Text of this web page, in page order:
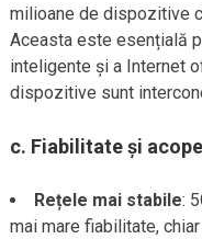
milioane de dispozitive
Aceasta este esențială
inteligente și a Internet
dispozitive sunt
c. Fiabilitate și
Rețele mai stabile:
mai mare fiabilitate,